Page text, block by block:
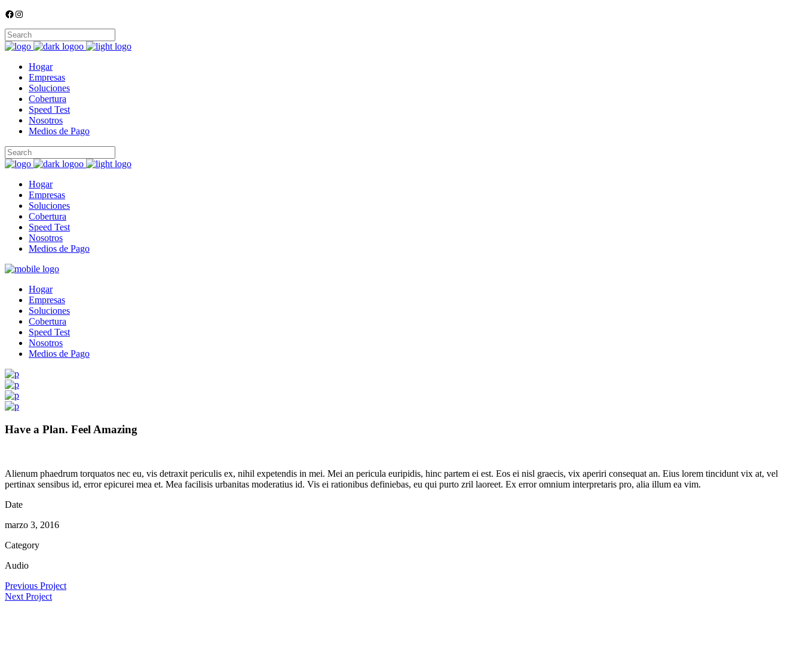
Facebook
Instagram
Hogar
Empresas
Soluciones
Cobertura
Speed Test
Nosotros
Medios de Pago
Hogar
Empresas
Soluciones
Cobertura
Speed Test
Nosotros
Medios de Pago
Hogar
Empresas
Soluciones
Cobertura
Speed Test
Nosotros
Medios de Pago
Have a Plan. Feel Amazing
Alienum phaedrum torquatos nec eu, vis detraxit periculis ex, nihil expetendis in mei. Mei an pericula euripidis, hinc partem ei est. Eos ei nisl graecis, vix aperiri consequat an. Eius lorem tincidunt vix at, vel
pertinax sensibus id, error epicurei mea et. Mea facilisis urbanitas moderatius id. Vis ei rationibus definiebas, eu qui purto zril laoreet. Ex error omnium interpretaris pro, alia illum ea vim.
Date
marzo 3, 2016
Category
Audio
Previous Project
Next Project